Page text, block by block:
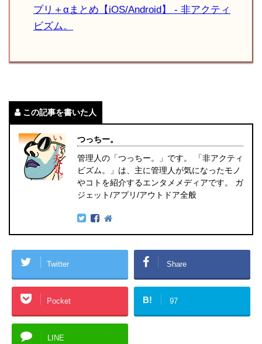
プリ＋αまとめ【iOS/Android】 - 非アクティ
ビズム。
この記事を書いた人
つっちー。
管理人の「つっちー。」です。 「非アクティ
ビズム。」は、主に管理人が気になったモノ
やコトを紹介するエンタメメディアです。 ガ
ジェット/アプリ/アウトドア全般
Twitter Share
Pocket B! 97
LINE